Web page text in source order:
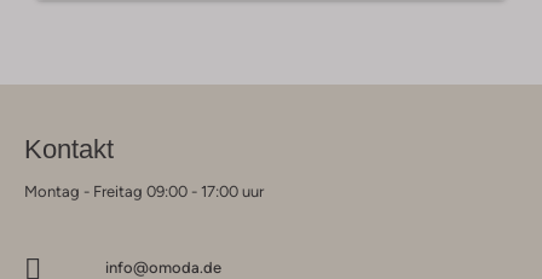
Kontakt
Montag - Freitag 09:00 - 17:00 uur
info@omoda.de